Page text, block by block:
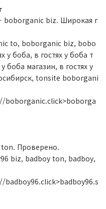
boborganic biz. Широкая г
to, boborganic biz, bobo
у боба, в гостях у боба т
боба магазин, в гостях у
tonsite boborgani
boborganic.click>boborga
Проверено.
biz, badboy ton, badboy,